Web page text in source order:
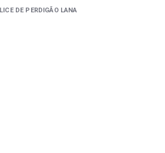
DE PERDIGÃO LANA